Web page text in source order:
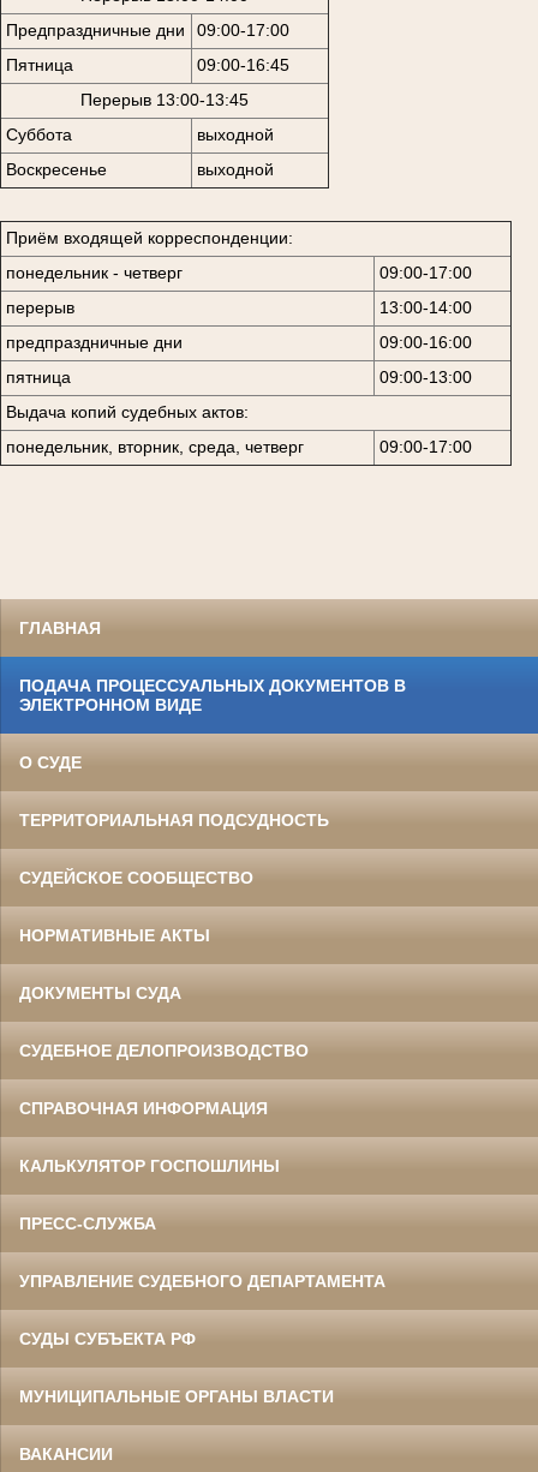
Предпраздничные дни
09:00-17:00
Пятница
09:00-16:45
Перерыв 13:00-13:45
Суббота
выходной
Воскресенье
выходной
Приём входящей корреспонденции:
понедельник - четверг
09:00-17:00
перерыв
13:00-14:00
предпраздничные дни
09:00-16:00
пятница
09:00-13:00
Выдача копий судебных актов:
понедельник, вторник, среда, четверг
09:00-17:00
ГЛАВНАЯ
ПОДАЧА ПРОЦЕССУАЛЬНЫХ ДОКУМЕНТОВ В
ЭЛЕКТРОННОМ ВИДЕ
О СУДЕ
ТЕРРИТОРИАЛЬНАЯ ПОДСУДНОСТЬ
СУДЕЙСКОЕ СООБЩЕСТВО
НОРМАТИВНЫЕ АКТЫ
ДОКУМЕНТЫ СУДА
СУДЕБНОЕ ДЕЛОПРОИЗВОДСТВО
СПРАВОЧНАЯ ИНФОРМАЦИЯ
КАЛЬКУЛЯТОР ГОСПОШЛИНЫ
ПРЕСС-СЛУЖБА
УПРАВЛЕНИЕ СУДЕБНОГО ДЕПАРТАМЕНТА
СУДЫ СУБЪЕКТА РФ
МУНИЦИПАЛЬНЫЕ ОРГАНЫ ВЛАСТИ
ВАКАНСИИ